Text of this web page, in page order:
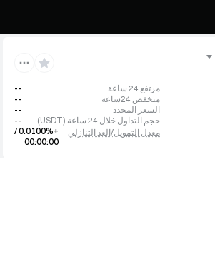
مرتفع 24 ساعة
--
منخفض 24ساعة
--
السعر المحدد
--
حجم التداول خلال 24 ساعة
(
USDT
)
--
معدل التمويل/العد التنازلي
+0.0100% /
00:00:00